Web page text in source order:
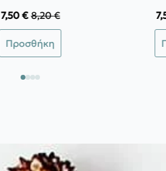
8,20€
Original
price
was:
8,20 €.
7,50€Η
τρέχουσα
τιμή
είναι:
Προσθήκη